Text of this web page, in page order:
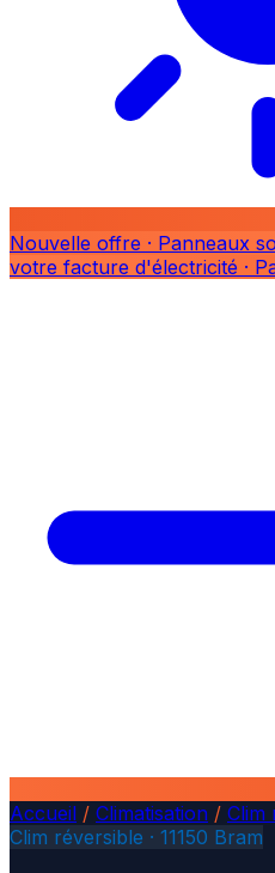
Nouvelle offre · Panneaux
votre facture d'électricité ·
Accueil / Climatisation / Clim
Clim réversible · 11150 Bram